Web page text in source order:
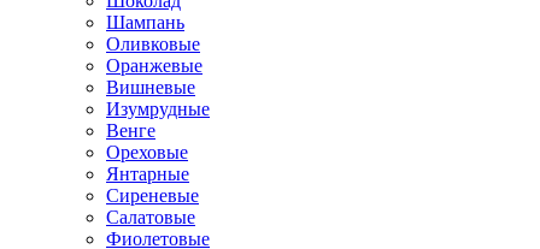
Шампань
Оливковые
Оранжевые
Вишневые
Изумрудные
Венге
Ореховые
Янтарные
Сиреневые
Салатовые
Фиолетовые